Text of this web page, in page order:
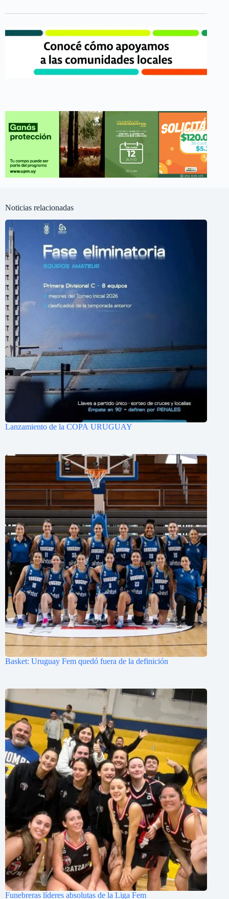
Noticias relacionadas
Lanzamiento de la COPA URUGUAY
Basket: Uruguay Fem quedó fuera de la definición
Funebreras líderes absolutas de la Liga Fem